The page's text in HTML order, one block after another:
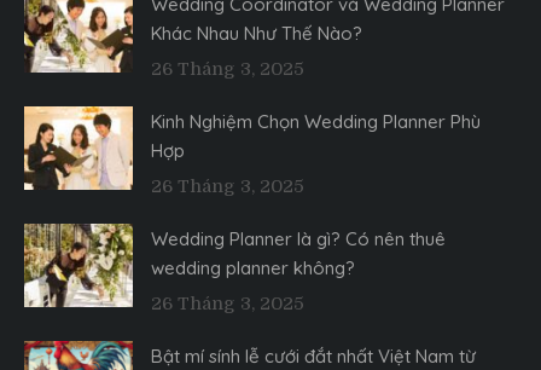
Khác Nhau Như Thế Nào?
26 Tháng 3, 2025
Kinh Nghiệm Chọn Wedding Planner Phù
Hợp
26 Tháng 3, 2025
Wedding Planner là gì? Có nên thuê
wedding planner không?
26 Tháng 3, 2025
Bật mí sính lễ cưới đắt nhất Việt Nam từ